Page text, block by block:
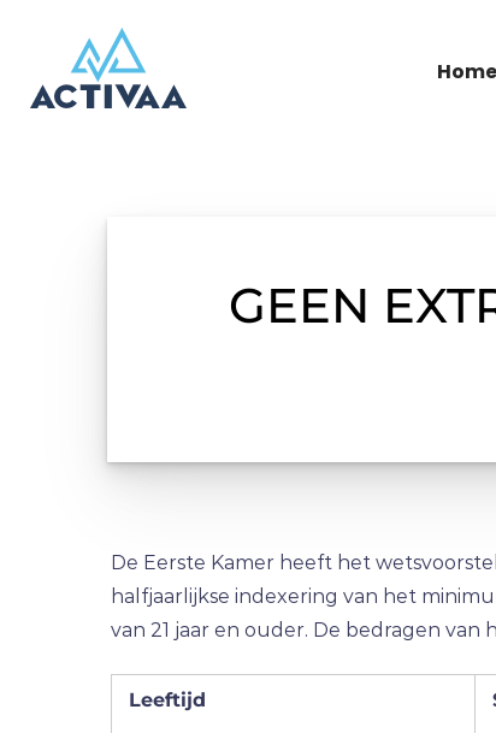
Home
GEEN
De Eerste Kamer heeft het
halfjaarlijkse indexering van het
van 21 jaar en ouder. De bedragen
Leeftijd